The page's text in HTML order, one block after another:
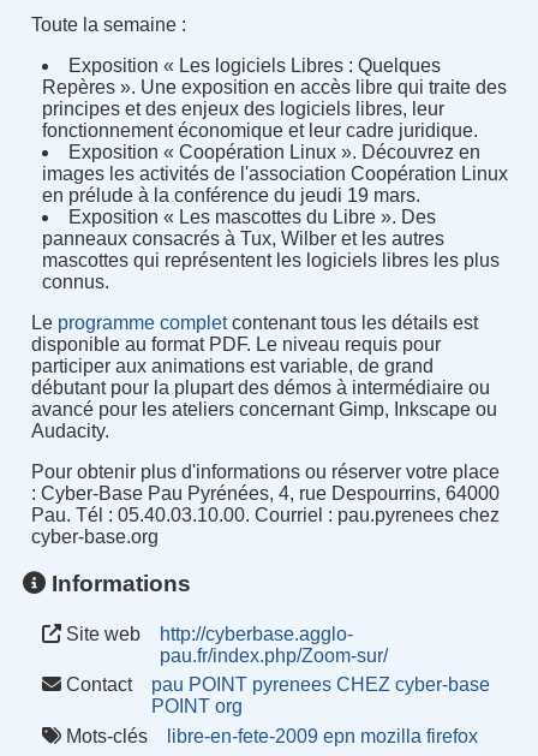
Toute la semaine :
Exposition « Les logiciels Libres : Quelques
Repères ». Une exposition en accès libre qui traite des
principes et des enjeux des logiciels libres, leur
fonctionnement économique et leur cadre juridique.
Exposition « Coopération Linux ». Découvrez en
images les activités de l'association Coopération Linux
en prélude à la conférence du jeudi 19 mars.
Exposition « Les mascottes du Libre ». Des
panneaux consacrés à Tux, Wilber et les autres
mascottes qui représentent les logiciels libres les plus
connus.
Le programme completcontenant tous les détails est
disponible au format PDF. Le niveau requis pour
participer aux animations est variable, de grand
débutant pour la plupart des démos à intermédiaire ou
avancé pour les ateliers concernant Gimp, Inkscape ou
Audacity.
Pour obtenir plus d'informations ou réserver votre place
: Cyber-Base Pau Pyrénées, 4, rue Despourrins, 64000
Pau. Tél : 05.40.03.10.00. Courriel : pau.pyrenees chez
cyber-base.org
Informations
Site web
http://cyberbase.agglo-
pau.fr/index.php/Zoom-sur/
Contact
pau POINT pyrenees CHEZ cyber-base
POINT org
Mots-clés
libre-en-fete-2009 epn mozilla firefox